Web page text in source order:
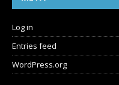
Log in
Entries feed
WordPress.org